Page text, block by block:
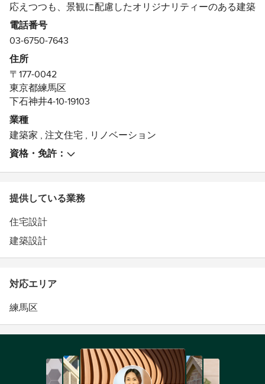
応えつつも、景観に配慮したオリジナリティーのある建築
空間を創出することを目指しています。とりわけ住まいは
建築の原点であり、最小の社会単位である家族を育む重要
建築の全てが建設後の適切な維持管理なくしては、当初
の性能や資産価値を維持していくことができません。個人
所有の建物でも社会資産の一部であるところから、建築を
長く使い続けるためのコンサルティングにも力を入れてお
ります。
電話番号
03-6750-7643
住所
〒177-0042
東京都練馬区
下石神井4-10-19103
業種
建築家 , 注文住宅 , リノベーション
資格・免許：
提供している業務
住宅設計
建築設計
対応エリア
練馬区